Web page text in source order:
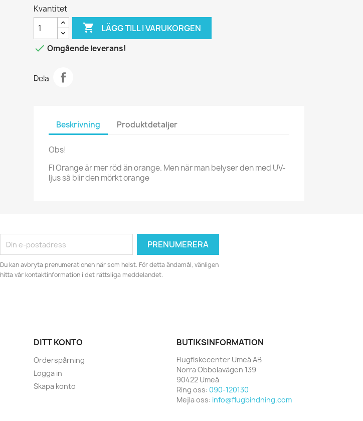
Kvantitet
 LÄGG TILL I VARUKORGEN
 Omgående leverans!
Dela
Beskrivning Produktdetaljer
Obs!
Fl Orange är mer röd än orange. Men när man belyser den med UV-
ljus så blir den mörkt orange
Du kan avbryta prenumerationen när som helst. För detta ändamål, vänligen
hitta vår kontaktinformation i det rättsliga meddelandet.
DITT KONTO
Orderspårning
Logga in
Skapa konto
BUTIKSINFORMATION
Flugfiskecenter Umeå AB
Norra Obbolavägen 139
90422 Umeå
Ring oss: 090-120130
Mejla oss: info@flugbindning.com